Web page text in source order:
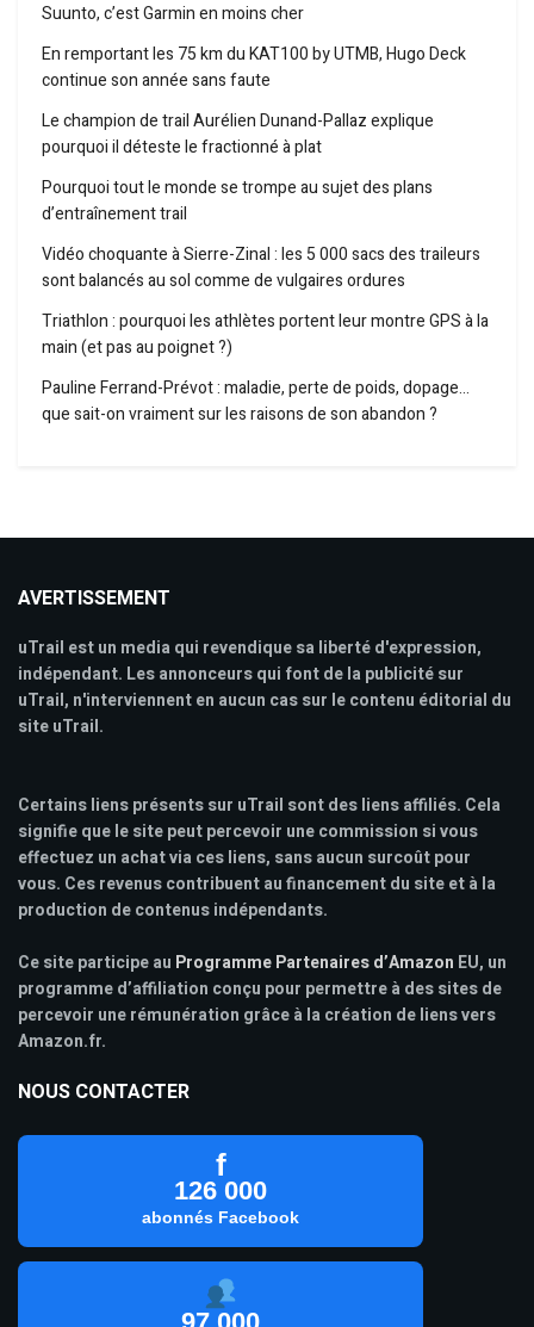
Suunto, c’est Garmin en moins cher
En remportant les 75 km du KAT100 by UTMB, Hugo Deck
continue son année sans faute
Le champion de trail Aurélien Dunand-Pallaz explique
pourquoi il déteste le fractionné à plat
Pourquoi tout le monde se trompe au sujet des plans
d’entraînement trail
Vidéo choquante à Sierre-Zinal : les 5 000 sacs des traileurs
sont balancés au sol comme de vulgaires ordures
Triathlon : pourquoi les athlètes portent leur montre GPS à la
main (et pas au poignet ?)
Pauline Ferrand-Prévot : maladie, perte de poids, dopage…
que sait-on vraiment sur les raisons de son abandon ?
AVERTISSEMENT
uTrail est un media qui revendique sa liberté d'expression,
indépendant. Les annonceurs qui font de la publicité sur
uTrail, n'interviennent en aucun cas sur le contenu éditorial du
site uTrail.
Certains liens présents sur uTrail sont des liens affiliés. Cela
signifie que le site peut percevoir une commission si vous
effectuez un achat via ces liens, sans aucun surcoût pour
vous. Ces revenus contribuent au financement du site et à la
production de contenus indépendants.
Ce site participe au Programme Partenaires d’Amazon EU, un
programme d’affiliation conçu pour permettre à des sites de
percevoir une rémunération grâce à la création de liens vers
Amazon.fr.
NOUS CONTACTER
f
126 000
abonnés Facebook